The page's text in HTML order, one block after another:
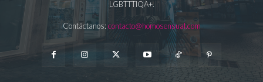
LGBTTTIQA+.
Contáctanos: contacto@homosensual.com